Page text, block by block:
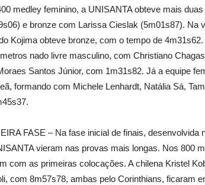
medley feminino, a UNISANTA obteve mais
e bronze com Larissa Cieslak (5m01s87). Na
Kojima obteve bronze, com o tempo de
nado livre masculino, com Christiano
Santos Júnior, com 1m31s82. Já a equipe
formando com Michele Lenhardt, Natália Sá,
FASE – Na fase inicial de finais, desenvolvida
vieram nas provas mais longas. Nos 800
com as primeiras colocações. A chilena Kristel
com 8m57s78, ambas pelo Corinthians, ficaram